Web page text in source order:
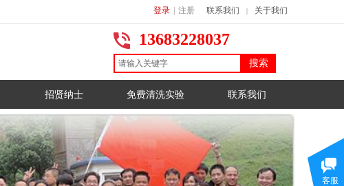
联系我们 关于我们
登录 注册
13683228037
搜索
招贤纳士 免费清洗实验 联系我们
客服